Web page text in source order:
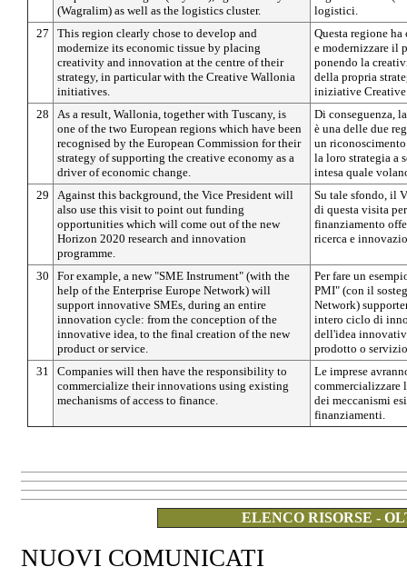
(Wagralim) as well as the logistics cluster.
logistici.
27
This region clearly chose to develop and
modernize its economic tissue by placing
creativity and innovation at the centre of their
strategy, in particular with the Creative Wallonia
initiatives.
Questa regione
e modernizzare il
ponendo la
della propria
iniziative
28
As a result, Wallonia, together with Tuscany, is
one of the two European regions which have been
recognised by the European Commission for their
strategy of supporting the creative economy as a
driver of economic change.
Di conseguenza,
è una delle due
un
la loro strategia a
intesa quale
29
Against this background, the Vice President will
also use this visit to point out funding
opportunities which will come out of the new
Horizon 2020 research and innovation
programme.
Su tale sfondo, il
di questa visita
finanziamento
ricerca e
30
For example, a new "SME Instrument" (with the
help of the Enterprise Europe Network) will
support innovative SMEs, during an entire
innovation cycle: from the conception of the
innovative idea, to the final creation of the new
product or service.
Per fare un
PMI" (con il
Network)
intero ciclo di
dell'idea
prodotto o
31
Companies will then have the responsibility to
commercialize their innovations using existing
mechanisms of access to finance.
Le imprese
commercializzare
dei meccanismi
finanziamenti.
ELENCO RISORSE -
NUOVI COMUNICATI